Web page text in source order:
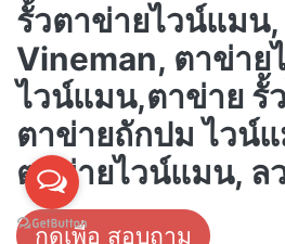
รั้วตาข่ายไวน์แมน
Vineman, ตาข่าย
ไวน์แมน,ตาข่าย รั้
ตาข่ายถักปม ไวน์
ตาข่ายไวน์แมน, ล
กดเพื่อ สอบถาม